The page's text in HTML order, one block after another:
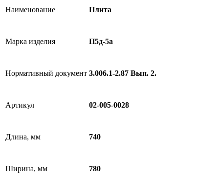
Наименование Плита
Марка изделия П5д-5а
Нормативный документ 3.006.1-2.87 Вып. 2.
Артикул 02-005-0028
Длина, мм 740
Ширина, мм 780